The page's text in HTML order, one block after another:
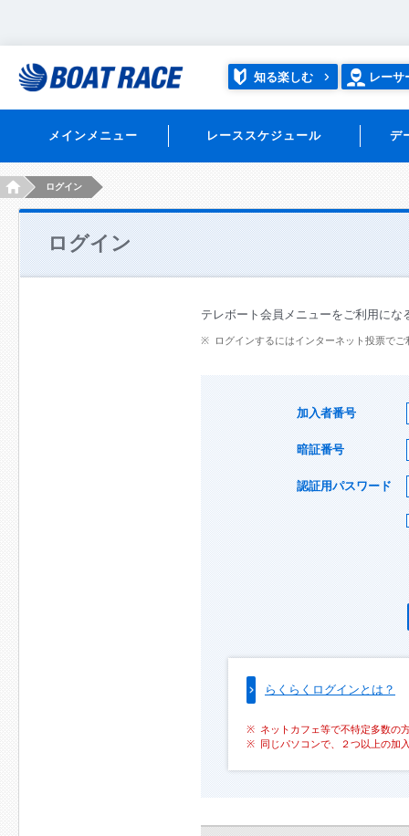
知る楽しむ レーサ
メインメニュー レーススケジュール デ
HOMEログイン
ログイン
テレボート会員メニューをご利用にな
ログインするにはインターネット投票で
加入者番号
暗証番号
認証用パスワード
らくらくログインとは？
ネットカフェ等で不特定多数の
同じパソコンで、２つ以上の加